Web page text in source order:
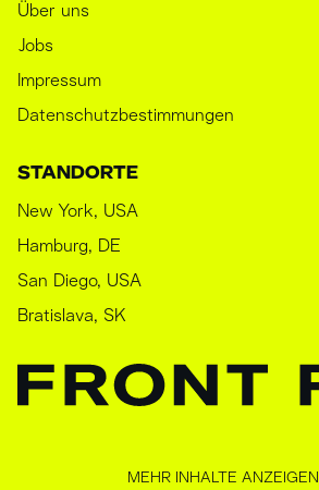
Über uns
Jobs
Impressum
Datenschutzbestimmungen
STANDORTE
New York, USA
Hamburg, DE
San Diego, USA
Bratislava, SK
MEHR INHALTE ANZEIGEN